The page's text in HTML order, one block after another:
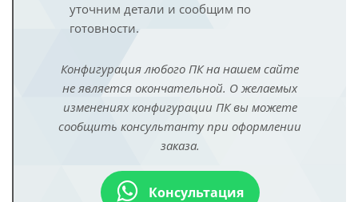
уточним детали и сообщим по
готовности.
Конфигурация любого ПК на нашем сайте
не является окончательной. О желаемых
изменениях конфигурации ПК вы можете
сообщить консультанту при оформлении
заказа.
Консультация